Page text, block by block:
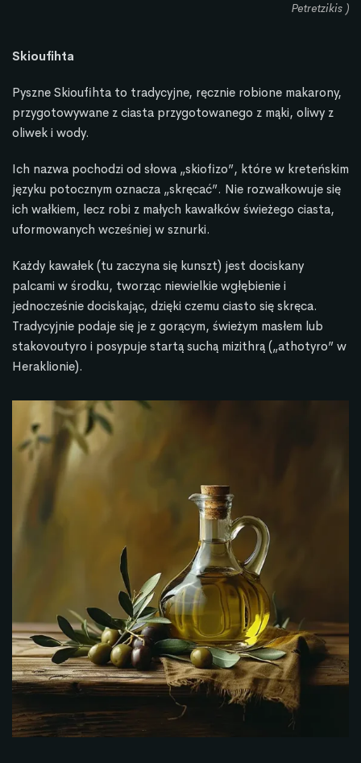
Petretzikis )
Skioufihta
Pyszne Skioufihta to tradycyjne, ręcznie robione makarony,
przygotowywane z ciasta przygotowanego z mąki, oliwy z
oliwek i wody.
Ich nazwa pochodzi od słowa „skiofizo”, które w kreteńskim
języku potocznym oznacza „skręcać”. Nie rozwałkowuje się
ich wałkiem, lecz robi z małych kawałków świeżego ciasta,
uformowanych wcześniej w sznurki.
Każdy kawałek (tu zaczyna się kunszt) jest dociskany
palcami w środku, tworząc niewielkie wgłębienie i
jednocześnie dociskając, dzięki czemu ciasto się skręca.
Tradycyjnie podaje się je z gorącym, świeżym masłem lub
stakovoutyro i posypuje startą suchą mizithrą („athotyro” w
Heraklionie).